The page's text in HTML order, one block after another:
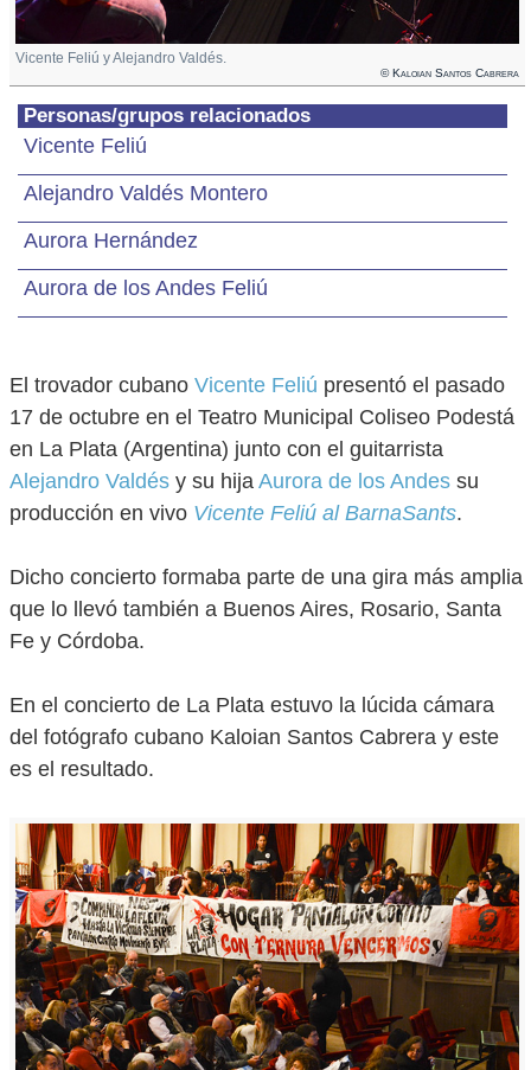
Vicente Feliú y Alejandro Valdés.
© Kaloian Santos Cabrera
Personas/grupos relacionados
Vicente Feliú
Alejandro Valdés Montero
Aurora Hernández
Aurora de los Andes Feliú
El trovador cubano Vicente Feliú presentó el pasado
17 de octubre en el Teatro Municipal Coliseo Podestá
en La Plata (Argentina) junto con el guitarrista
Alejandro Valdés y su hija Aurora de los Andes su
producción en vivo Vicente Feliú al BarnaSants.
Dicho concierto formaba parte de una gira más amplia
que lo llevó también a Buenos Aires, Rosario, Santa
Fe y Córdoba.
En el concierto de La Plata estuvo la lúcida cámara
del fotógrafo cubano Kaloian Santos Cabrera y este
es el resultado.